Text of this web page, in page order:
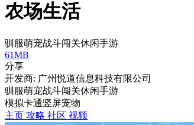
农场生活
驯服萌宠战斗闯关休闲手游
61MB
分享
开发商: 广州悦道信息科技有限公司
驯服萌宠战斗闯关休闲手游
模拟卡通竖屏宠物
主页 攻略 社区 视频